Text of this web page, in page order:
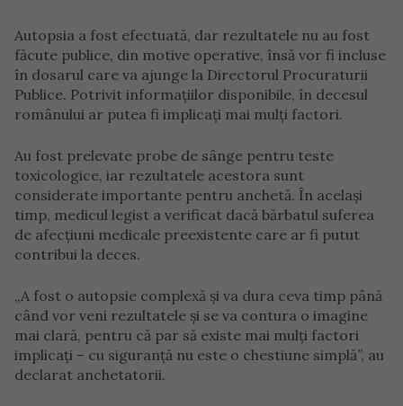
Autopsia a fost efectuată, dar rezultatele nu au fost
făcute publice, din motive operative, însă vor fi incluse
în dosarul care va ajunge la Directorul Procuraturii
Publice. Potrivit informațiilor disponibile, în decesul
românului ar putea fi implicați mai mulți factori.
Au fost prelevate probe de sânge pentru teste
toxicologice, iar rezultatele acestora sunt
considerate importante pentru anchetă. În același
timp, medicul legist a verificat dacă bărbatul suferea
de afecțiuni medicale preexistente care ar fi putut
contribui la deces.
„A fost o autopsie complexă și va dura ceva timp până
când vor veni rezultatele și se va contura o imagine
mai clară, pentru că par să existe mai mulți factori
implicați – cu siguranță nu este o chestiune simplă”, au
declarat anchetatorii.